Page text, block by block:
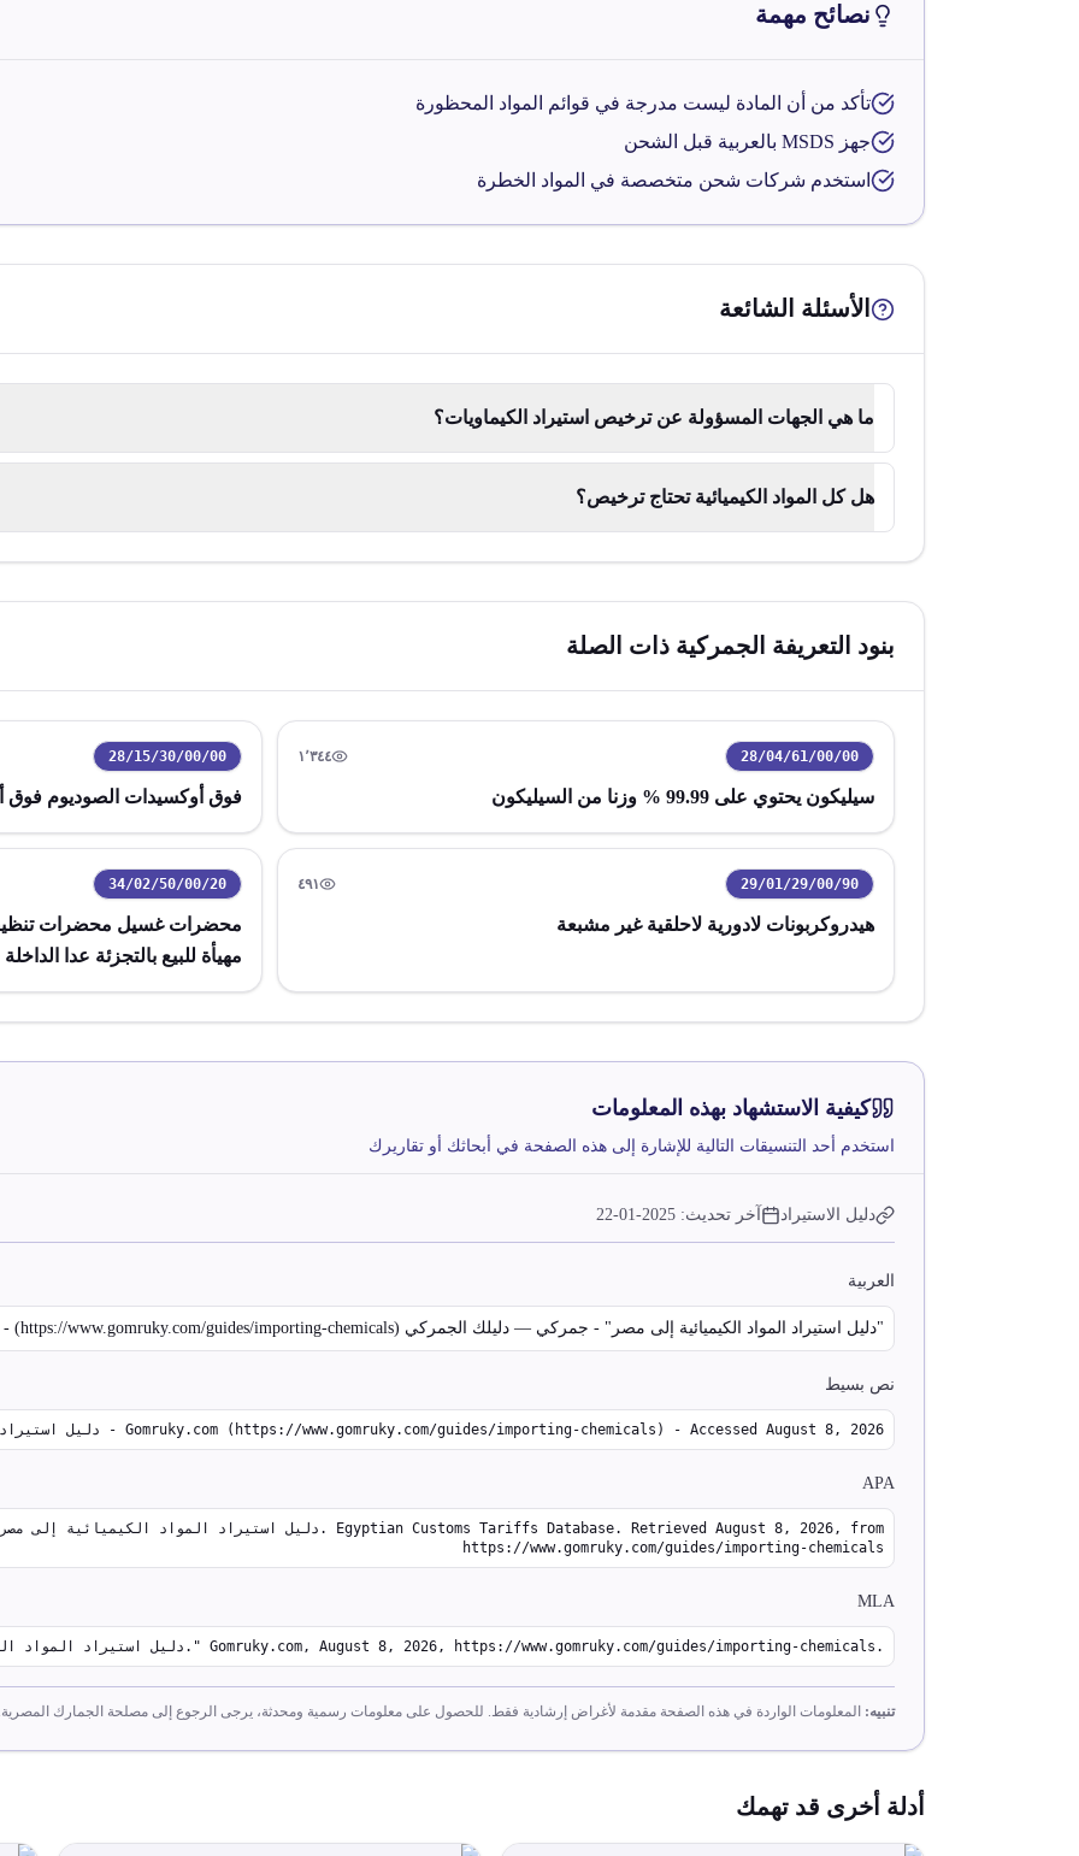
نصائح مهمة
تأكد من أن المادة ليست مدرجة في قوائم المواد المحظورة
جهز MSDS بالعربية قبل الشحن
استخدم شركات شحن متخصصة في المواد الخطرة
الأسئلة الشائعة
ما هي الجهات المسؤولة عن ترخيص استيراد الكيماويات؟
هل كل المواد الكيميائية تحتاج ترخيص؟
بنود التعريفة الجمركية ذات الصلة
رمز التعريفة:
28/04/61/00/00 ١٬٣٤٤
مشاهدة
سيليكون يحتوي على 99.99 % وزنا من السيليكون
رمز التعريفة:
28/15/30/00/00
فوق أوكسيدات الصوديوم فوق
رمز التعريفة:
29/01/29/00/90 ٤٩١
مشاهدة
هيدروكربونات لادورية لاحلقية غير مشبعة
رمز التعريفة:
34/02/50/00/20
محضرات غسيل محضرات تنظيف
مهيأة للبيع بالتجزئة عدا الداخلة في
كيفية الاستشهاد بهذه المعلومات
استخدم أحد التنسيقات التالية للإشارة إلى هذه الصفحة في أبحاثك أو تقاريرك
دليل الاستيراد آخر تحديث: 2025-01-22
العربية
"دليل استيراد المواد الكيميائية إلى مصر" - جمركي — دليلك الجمركي (https://www.gomruky.com/guides/importing-chemicals) - تاريخ الوصول: ٨ أغسطس ٢٠٢٦
نص بسيط
دليل استيراد المواد الكيميائية إلى مصر - Gomruky.com (https://www.gomruky.com/guides/importing-chemicals) - Accessed August 8, 2026
APA
https://www.gomruky.com/guides/importing-chemicals
MLA
"دليل استيراد المواد الكيميائية إلى مصر." Gomruky.com, August 8, 2026, https://www.gomruky.com/guides/importing-chemicals.
تنبيه: المعلومات الواردة في هذه الصفحة مقدمة لأغراض إرشادية فقط. للحصول على معلومات رسمية ومحدثة، يرجى الرجوع إلى مصلحة الجمارك المصرية.
أدلة أخرى قد تهمك